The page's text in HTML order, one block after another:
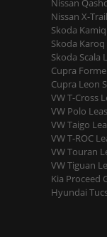
Nissan
Nissan X-
Skoda
Skoda
Skoda Scala
Cupra
Cupra Leon
VW T-Cross
VW Polo
VW Taigo
VW T-ROC
VW Touran
VW Tiguan
Kia Proceed
Hyundai